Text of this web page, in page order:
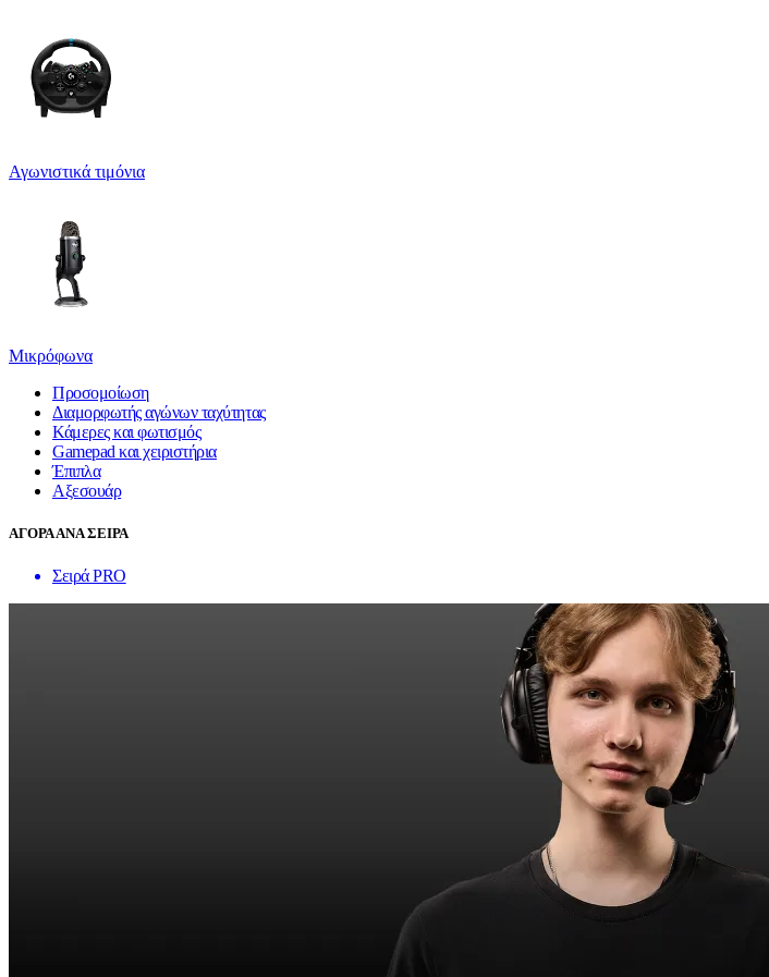
Αγωνιστικά τιμόνια
Μικρόφωνα
Προσομοίωση
Διαμορφωτής αγώνων ταχύτητας
Κάμερες και φωτισμός
Gamepad και χειριστήρια
Έπιπλα
Αξεσουάρ
ΑΓΟΡΑ ΑΝΑ ΣΕΙΡΑ
Σειρά PRO